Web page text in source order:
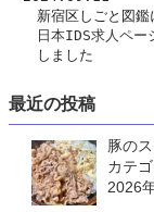
新宿区しごと図鑑
日本IDS求人ペー
しました
最近の投稿
豚の
カテ
2026